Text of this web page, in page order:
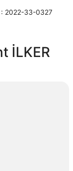
: 2022-33-0327
İLKER